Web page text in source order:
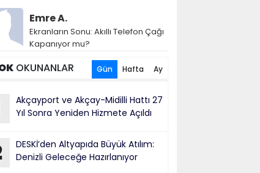
Emre A.
Ekranların Sonu: Akıllı Telefon Çağı
Kapanıyor mu?
OKUNANLAR Gün Hafta Ay
Akçayport ve Akçay-Midilli Hattı 27
Yıl Sonra Yeniden Hizmete Açıldı
DESKİ’den Altyapıda Büyük Atılım:
Denizli Geleceğe Hazırlanıyor